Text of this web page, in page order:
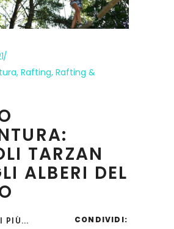
, Rafting, Rafting &
TARZAN
ALBERI DEL
PIÙ... CONDIVIDI: